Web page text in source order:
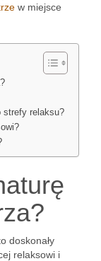
w miejsce
strefy relaksu?
doskonały
relaksowi i